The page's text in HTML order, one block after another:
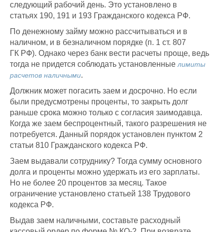
следующий рабочий день. Это установлено в
статьях 190, 191 и 193 Гражданского кодекса РФ.
По денежному займу можно рассчитываться и в
наличном, и в безналичном порядке (п. 1 ст. 807
ГК РФ). Однако через банк вести расчеты проще, ведь
тогда не придется соблюдать установленные лимиты
расчетов наличными.
Должник может погасить заем и досрочно. Но если
были предусмотрены проценты, то закрыть долг
раньше срока можно только с согласия заимодавца.
Когда же заем беспроцентный, такого разрешения не
потребуется. Данный порядок установлен пунктом 2
статьи 810 Гражданского кодекса РФ.
Заем выдавали сотруднику? Тогда сумму основного
долга и проценты можно удержать из его зарплаты.
Но не более 20 процентов за месяц. Такое
ограничение установлено статьей 138 Трудового
кодекса РФ.
Выдав заем наличными, составьте расходный